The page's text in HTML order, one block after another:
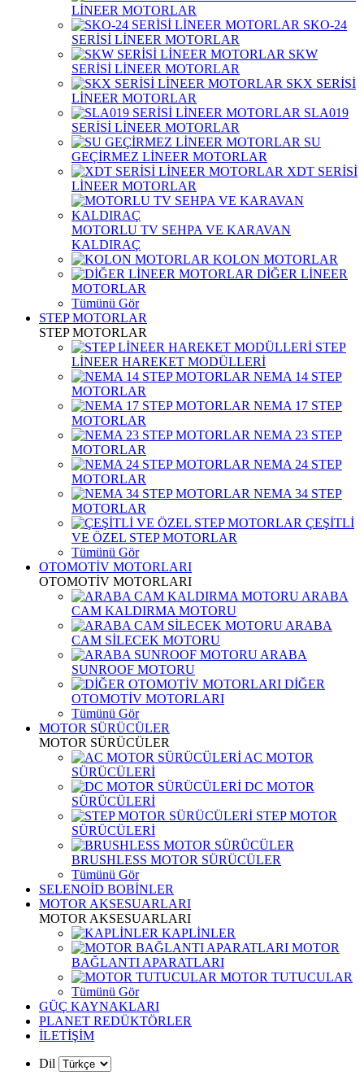
LİNEER MOTORLAR
SKO-24
SERİSİ LİNEER MOTORLAR
SKW
SERİSİ LİNEER MOTORLAR
SKX SERİSİ
LİNEER MOTORLAR
SLA019
SERİSİ LİNEER MOTORLAR
SU
GEÇİRMEZ LİNEER MOTORLAR
XDT SERİSİ
LİNEER MOTORLAR
MOTORLU TV SEHPA VE KARAVAN
KALDIRAÇ
KOLON MOTORLAR
DİĞER LİNEER
MOTORLAR
Tümünü Gör
STEP MOTORLAR
STEP MOTORLAR
STEP
LİNEER HAREKET MODÜLLERİ
NEMA 14 STEP
MOTORLAR
NEMA 17 STEP
MOTORLAR
NEMA 23 STEP
MOTORLAR
NEMA 24 STEP
MOTORLAR
NEMA 34 STEP
MOTORLAR
ÇEŞİTLİ
VE ÖZEL STEP MOTORLAR
Tümünü Gör
OTOMOTİV MOTORLARI
OTOMOTİV MOTORLARI
ARABA
CAM KALDIRMA MOTORU
ARABA
CAM SİLECEK MOTORU
ARABA
SUNROOF MOTORU
DİĞER
OTOMOTİV MOTORLARI
Tümünü Gör
MOTOR SÜRÜCÜLER
MOTOR SÜRÜCÜLER
AC MOTOR
SÜRÜCÜLERİ
DC MOTOR
SÜRÜCÜLERİ
STEP MOTOR
SÜRÜCÜLERİ
BRUSHLESS MOTOR SÜRÜCÜLER
Tümünü Gör
SELENOİD BOBİNLER
MOTOR AKSESUARLARI
MOTOR AKSESUARLARI
KAPLİNLER
MOTOR
BAĞLANTI APARATLARI
MOTOR TUTUCULAR
Tümünü Gör
GÜÇ KAYNAKLARI
PLANET REDÜKTÖRLER
İLETİŞİM
Dil